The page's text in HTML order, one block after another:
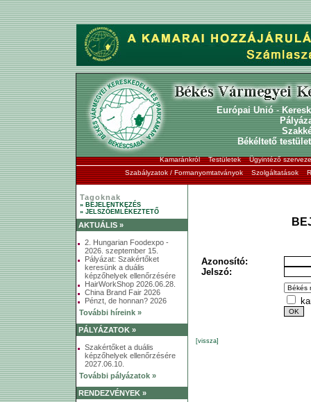
Európai Unió-
Békéltető testület
Kamaránkról Testületek
Ügyintéző
Szabályzatok / Formanyomtatványok
Szolgáltatások
Tagoknak
» BEJELENTKEZÉS
» JELSZÓEMLÉKEZTETŐ
AKTUÁLIS »
2. Hungarian Foodexpo -
2026. szeptember 15.
Pályázat: Szakértőket
keresünk a duális
képzőhelyek ellenőrzésére
HairWorkShop 2026.06.28.
China Brand Fair 2026
Pénzt, de honnan? 2026
További híreink »
PÁLYÁZATOK »
Szakértőket a duális
képzőhelyek ellenőrzésére
2027.06.10.
További pályázatok »
RENDEZVÉNYEK »
Azonosító:
Jelszó:
[vissza]